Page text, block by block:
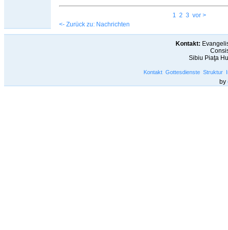
1 2 3 vor >
<- Zurück zu: Nachrichten
Kontakt:
Sibiu Piaţa
Kontakt Gottesdienste Struktur
by